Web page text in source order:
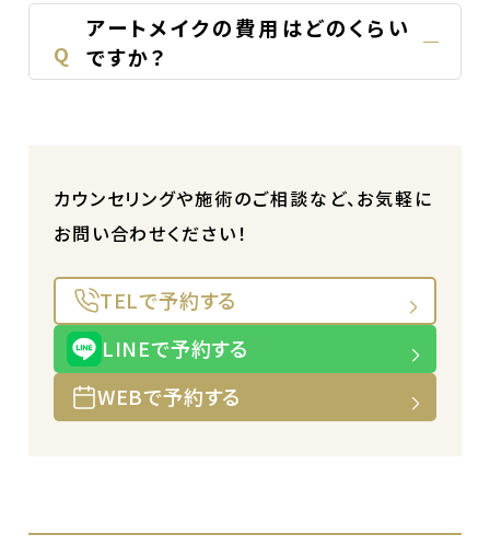
Q
アートメイクの費用はどのくらい
ですか？
カウンセリングや施術のご相談など、お気軽に
お問い合わせください！
TELで予約する
LINEで予約する
WEBで予約する